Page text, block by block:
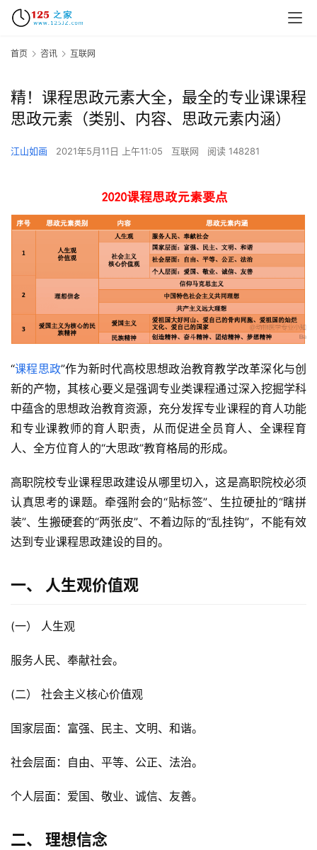
首页 咨讯 互联网
精！课程思政元素大全，最全的专业课课程
思政元素（类别、内容、思政元素内涵）
江山如画 2021年5月11日 上午11:05 互联网 阅读 148281
“课程思政”作为新时代高校思想政治教育教学改革深化与创
新的产物，其核心要义是强调专业类课程通过深入挖掘学科
中蕴含的思想政治教育资源，充分发挥专业课程的育人功能
和专业课教师的育人职责，从而促进全员育人、全课程育
人、全方位育人的“大思政”教育格局的形成。
高职院校专业课程思政建设从哪里切入，这是高职院校必须
认真思考的课题。牵强附会的“贴标签”、生拉硬扯的“瞎拼
装”、生搬硬套的“两张皮”、不着边际的“乱挂钩”，不能有效
达到专业课程思政建设的目的。
一、 人生观价值观
(一） 人生观
服务人民、奉献社会。
(二） 社会主义核心价值观
国家层面：富强、民主、文明、和谐。
社会层面：自由、平等、公正、法治。
个人层面：爱国、敬业、诚信、友善。
二、 理想信念